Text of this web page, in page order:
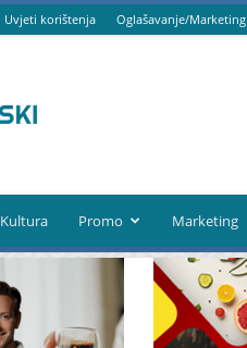
Uvjeti korištenja Oglašavanje/Marketing
Kultura Promo Marketing